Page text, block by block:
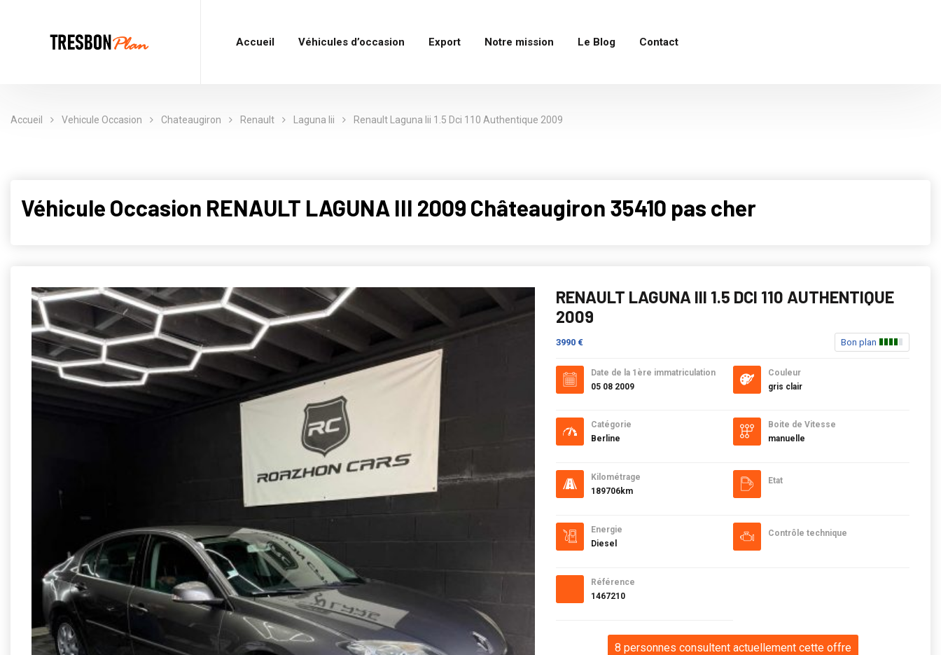
Accueil Véhicules d’occasion Export Notre mission Le Blog Contact
Accueil Vehicule Occasion Chateaugiron Renault Laguna Iii Renault Laguna Iii 1.5 Dci 110 Authentique 2009
Véhicule Occasion RENAULT LAGUNA III 2009 Châteaugiron 35410 pas cher
RENAULT LAGUNA III 1.5 DCI 110 AUTHENTIQUE
2009
3990 € Bon plan
Date de la 1ère immatriculation
05 08 2009
Catégorie
Berline
Kilométrage
189706km
Energie
Diesel
Référence
1467210
Couleur
gris clair
Boite de Vitesse
manuelle
Etat
Contrôle technique
8 personnes consultent actuellement cette offre